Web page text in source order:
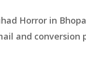
Horror in
and conversion